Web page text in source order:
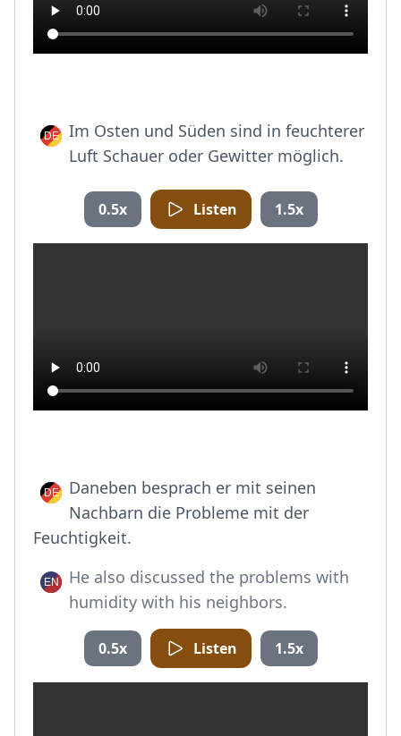
Im Osten und Süden sind in feuchterer
Luft Schauer oder Gewitter möglich.
0.5x Listen 1.5x
Daneben besprach er mit seinen
Nachbarn die Probleme mit der
Feuchtigkeit.
He also discussed the problems with
humidity with his neighbors.
0.5x Listen 1.5x